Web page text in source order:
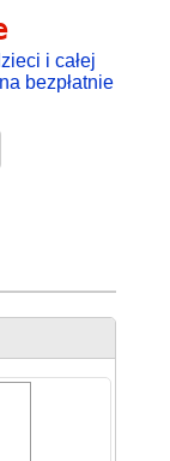
i całej
bezpłatnie